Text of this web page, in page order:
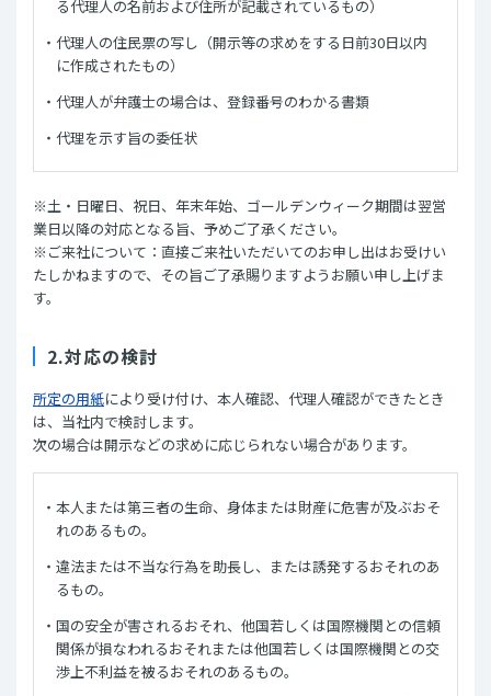
る代理人の名前および住所が記載されているもの）
代理人の住民票の写し（開示等の求めをする日前30日以内
に作成されたもの）
代理人が弁護士の場合は、登録番号のわかる書類
代理を示す旨の委任状
※土・日曜日、祝日、年末年始、ゴールデンウィーク期間は翌営
業日以降の対応となる旨、予めご了承ください。
※ご来社について：直接ご来社いただいてのお申し出はお受けい
たしかねますので、その旨ご了承賜りますようお願い申し上げま
す。
2.対応の検討
所定の用紙により受け付け、本人確認、代理人確認ができたとき
は、当社内で検討します。
次の場合は開示などの求めに応じられない場合があります。
本人または第三者の生命、身体または財産に危害が及ぶおそ
れのあるもの。
違法または不当な行為を助長し、または誘発するおそれのあ
るもの。
国の安全が害されるおそれ、他国若しくは国際機関との信頼
関係が損なわれるおそれまたは他国若しくは国際機関との交
渉上不利益を被るおそれのあるもの。